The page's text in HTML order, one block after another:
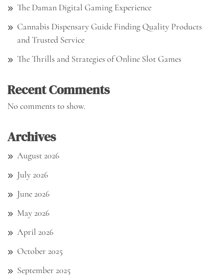
The Daman Digital Gaming Experience
Cannabis Dispensary Guide Finding Quality Products
and Trusted Service
The Thrills and Strategies of Online Slot Games
Recent Comments
No comments to show.
Archives
August 2026
July 2026
June 2026
May 2026
April 2026
October 2025
September 2025